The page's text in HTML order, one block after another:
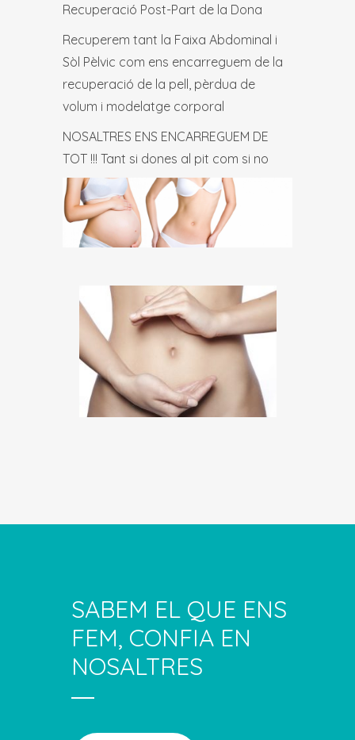
Recuperació Post-Part de la Dona
Recuperem tant la Faixa Abdominal i
Sòl Pèlvic com ens encarreguem de la
recuperació de la pell, pèrdua de
volum i modelatge corporal
NOSALTRES ENS ENCARREGUEM DE
TOT !!! Tant si dones al pit com si no
SABEM EL QUE ENS
FEM, CONFIA EN
NOSALTRES